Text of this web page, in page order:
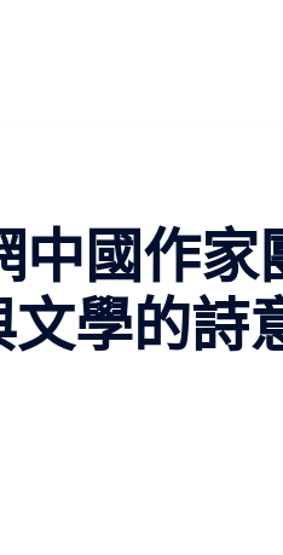
中國作家
文學的詩